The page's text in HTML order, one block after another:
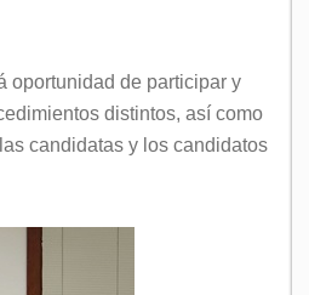
oportunidad de participar y
distintos, así como
candidatas y los candidatos